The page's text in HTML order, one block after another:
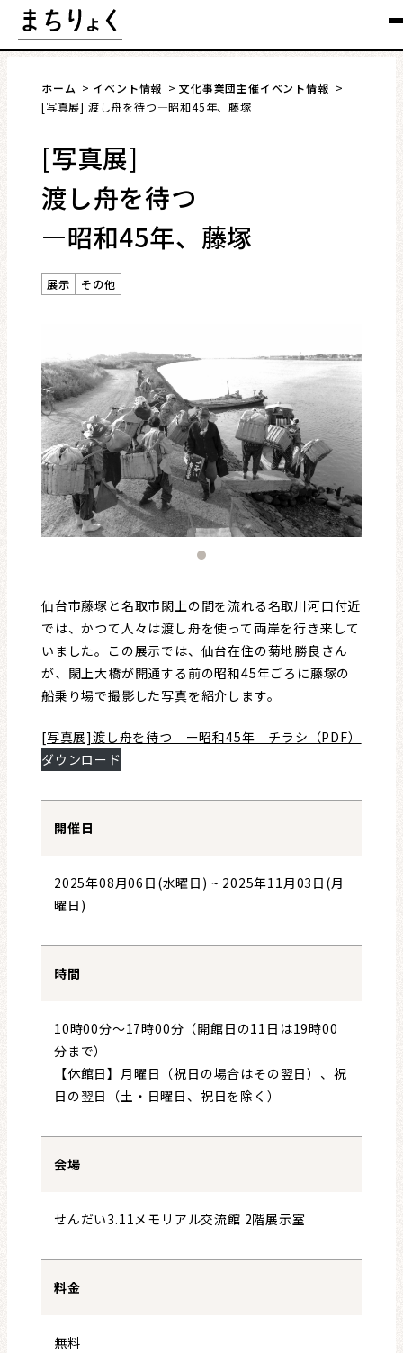
Skip
to
メ
イベント情報
連載・コラム
レビュー・レコメンド
まちりょくについて
ホーム イベント情報
文化事業団主催イベント情報
[写真展] 渡し舟を待つ―昭和45年、藤塚
[写真展]
渡し舟を待つ
―昭和45年、藤塚
展示 その他
仙台市藤塚と名取市閖上の間を流れる名取川河口付近
では、かつて人々は渡し舟を使って両岸を行き来して
いました。この展示では、仙台在住の菊地勝良さん
が、閖上大橋が開通する前の昭和45年ごろに藤塚の
船乗り場で撮影した写真を紹介します。
[写真展]渡し舟を待つ ー昭和45年 チラシ（PDF）
ダウンロード
開催日
2025年08月06日(水曜日) ~ 2025年11月03日(月
曜日)
時間
10時00分～17時00分（開館日の11日は19時00
分まで）
【休館日】月曜日（祝日の場合はその翌日）、祝
日の翌日（土・日曜日、祝日を除く）
会場
せんだい3.11メモリアル交流館 2階展示室
料金
無料